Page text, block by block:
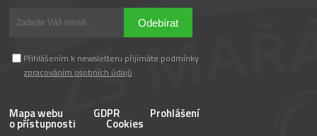
Odebírat
Přihlášením k newsletteru přijímáte podmínky
zpracováním osobních údajů
Mapa webu GDPR Prohlášení
o přístupnosti
Cookies